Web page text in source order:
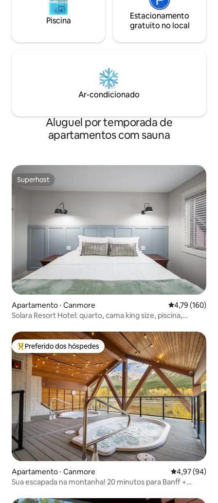
Piscina
Estacionamento
gratuito no local
Ar-condicionado
Aluguel por temporada de
apartamentos com sauna
Superhost
Superhost
Apartamento ⋅ Canmore 4,79 de uma
4,79 (160)
Solara Resort Hotel: quarto, cama king size, piscina,
Entre os melhores preferidos dos hóspedes
Preferido dos hóspedes
Apartamento ⋅ Canmore 4,97 de uma
4,97 (94)
Sua escapada na montanha! 20 minutos para Banff +